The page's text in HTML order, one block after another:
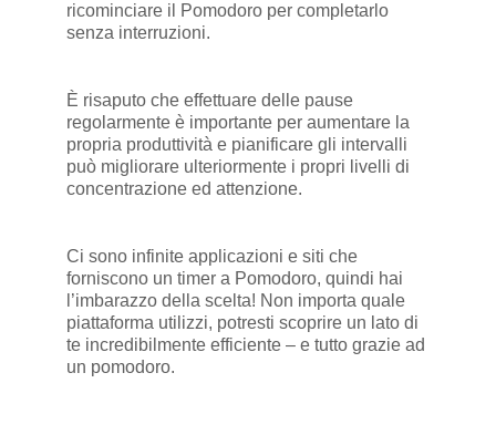
ricominciare il Pomodoro per completarlo
senza interruzioni.
È risaputo che effettuare delle pause
regolarmente è importante per aumentare la
propria produttività e pianificare gli intervalli
può migliorare ulteriormente i propri livelli di
concentrazione ed attenzione.
Ci sono infinite applicazioni e siti che
forniscono un timer a Pomodoro, quindi hai
l’imbarazzo della scelta! Non importa quale
piattaforma utilizzi, potresti scoprire un lato di
te incredibilmente efficiente – e tutto grazie ad
un pomodoro.